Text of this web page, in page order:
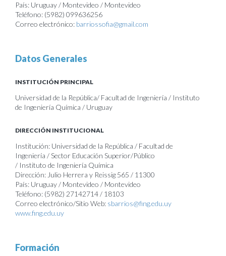
País: Uruguay / Montevideo / Montevideo
Teléfono: (5982) 099636256
Correo electrónico: barriossofia@gmail.com
Datos Generales
INSTITUCIÓN PRINCIPAL
Universidad de la República/ Facultad de Ingeniería / Instituto
de Ingeniería Química / Uruguay
DIRECCIÓN INSTITUCIONAL
Institución: Universidad de la República / Facultad de
Ingeniería / Sector Educación Superior/Público
/ Instituto de Ingeniería Química
Dirección: Julio Herrera y Reissig 565 / 11300
País: Uruguay / Montevideo / Montevideo
Teléfono: (5982) 27142714 / 18103
Correo electrónico/Sitio Web: sbarrios@fing.edu.uy
www.fing.edu.uy
Formación